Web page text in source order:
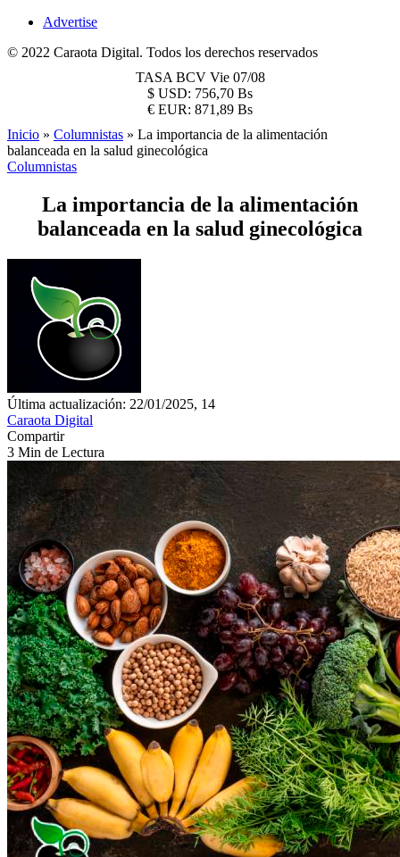
Advertise
© 2022 Caraota Digital. Todos los derechos reservados
TASA BCV Vie 07/08
$ USD: 756,70 Bs
€ EUR: 871,89 Bs
Inicio » Columnistas » La importancia de la alimentación
balanceada en la salud ginecológica
Columnistas
La importancia de la alimentación
balanceada en la salud ginecológica
Última actualización: 22/01/2025, 14
Caraota Digital
Compartir
3 Min de Lectura